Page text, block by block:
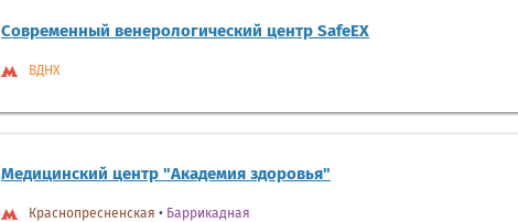
Современный венерологический центр SafeEX
ВДНХ
Медицинский центр "Академия здоровья"
Краснопресненская • Баррикадная